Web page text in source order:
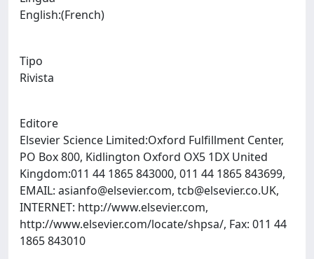
Tipo
Rivista
Editore
Elsevier Science Limited:Oxford Fulfillment Center,
PO Box 800, Kidlington Oxford OX5 1DX United
Kingdom:011 44 1865 843000, 011 44 1865 843699,
EMAIL: asianfo@elsevier.com, tcb@elsevier.co.UK,
INTERNET: http://www.elsevier.com,
http://www.elsevier.com/locate/shpsa/, Fax: 011 44